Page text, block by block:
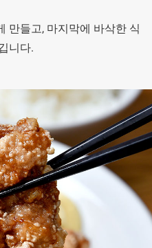
만들고, 마지막에 바삭한 식
니다.